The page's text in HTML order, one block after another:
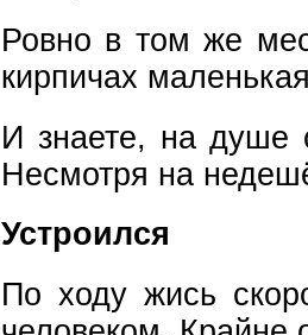
Ровно в том же
кирпичах
И знаете, на душе
Несмотря на
Устроился
По ходу жись